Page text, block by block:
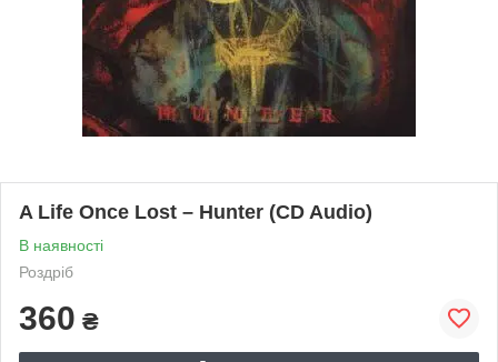
A Life Once Lost – Hunter (CD Audio)
В наявності
Роздріб
360 ₴